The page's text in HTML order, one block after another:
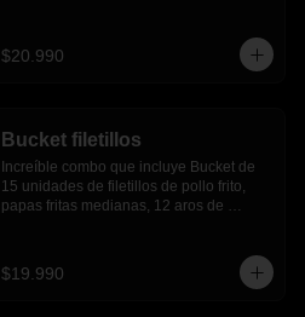
$20.990
Bucket filetillos
Increíble combo que incluye Bucket de
15 unidades de filetillos de pollo frito,
papas fritas medianas, 12 aros de
$19.990